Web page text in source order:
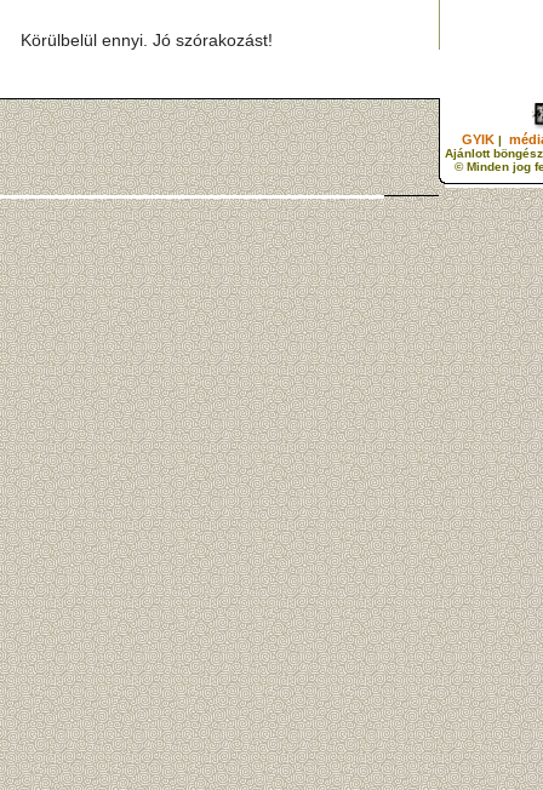
Körülbelül ennyi. Jó szórakozást!
GYIK |
Ajánlott
© Minden jog